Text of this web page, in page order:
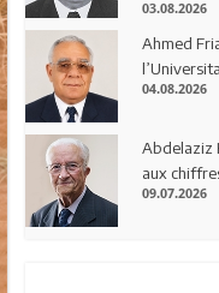
03.08.2026
Ahmed
04.08.2026
Abdelaziz
aux
09.07.2026